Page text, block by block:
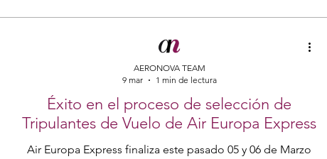
Éxito en el proceso de selección de
Tripulantes de Vuelo de Air Europa Express
Air Europa Express finaliza este pasado 05 y 06 de Marzo
AERONOVA TEAM
9 mar
1 min de lectura